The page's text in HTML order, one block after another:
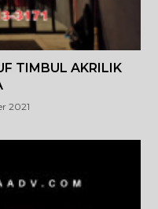
TIMBUL AKRILIK
2021